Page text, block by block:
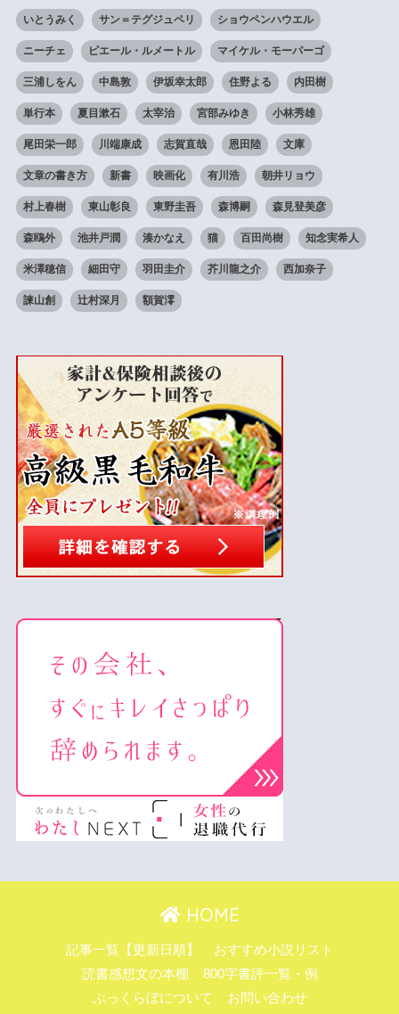
いとうみく サン＝テグジュペリ ショウペンハウエル
ニーチェ ピエール・ルメートル マイケル・モーパーゴ
三浦しをん 中島敦 伊坂幸太郎 住野よる 内田樹
単行本 夏目漱石 太宰治 宮部みゆき 小林秀雄
尾田栄一郎 川端康成 志賀直哉 恩田陸 文庫
文章の書き方 新書 映画化 有川浩 朝井リョウ
村上春樹 東山彰良 東野圭吾 森博嗣 森見登美彦
森鴎外 池井戸潤 湊かなえ 猫 百田尚樹 知念実希人
米澤穂信 細田守 羽田圭介 芥川龍之介 西加奈子
諫山創 辻村深月 額賀澪
HOME
記事一覧【更新日順】
おすすめ小説リスト
読書感想文の本棚
800字書評一覧・例
ぶっくらぼについて
お問い合わせ